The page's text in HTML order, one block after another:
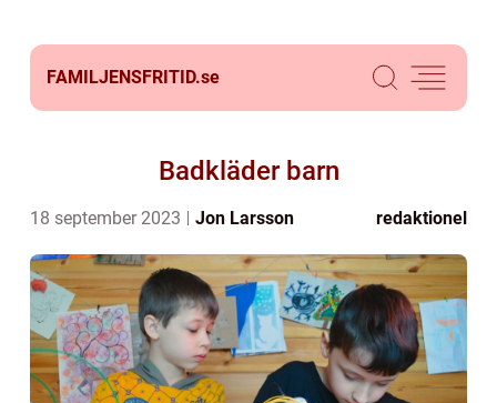
FAMILJENSFRITID.se
Badkläder barn
18 september 2023 Jon Larsson redaktionel